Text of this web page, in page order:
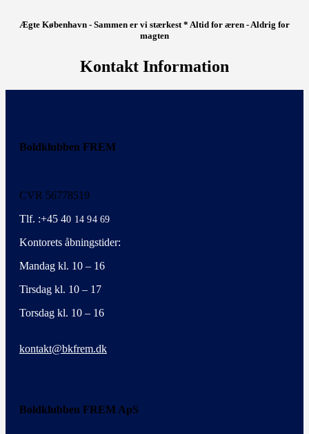
Ægte København - Sammen er vi stærkest * Altid for æren - Aldrig for
magten
Kontakt Information
Boldklubben FREM
CVR 56778519
Tlf. :+45 40 14 94 69
Kontorets åbningstider:
Mandag kl. 10 – 16
Tirsdag kl. 10 – 17
Torsdag kl. 10 – 16
kontakt@bkfrem.dk
Boldklubben FREM ApS